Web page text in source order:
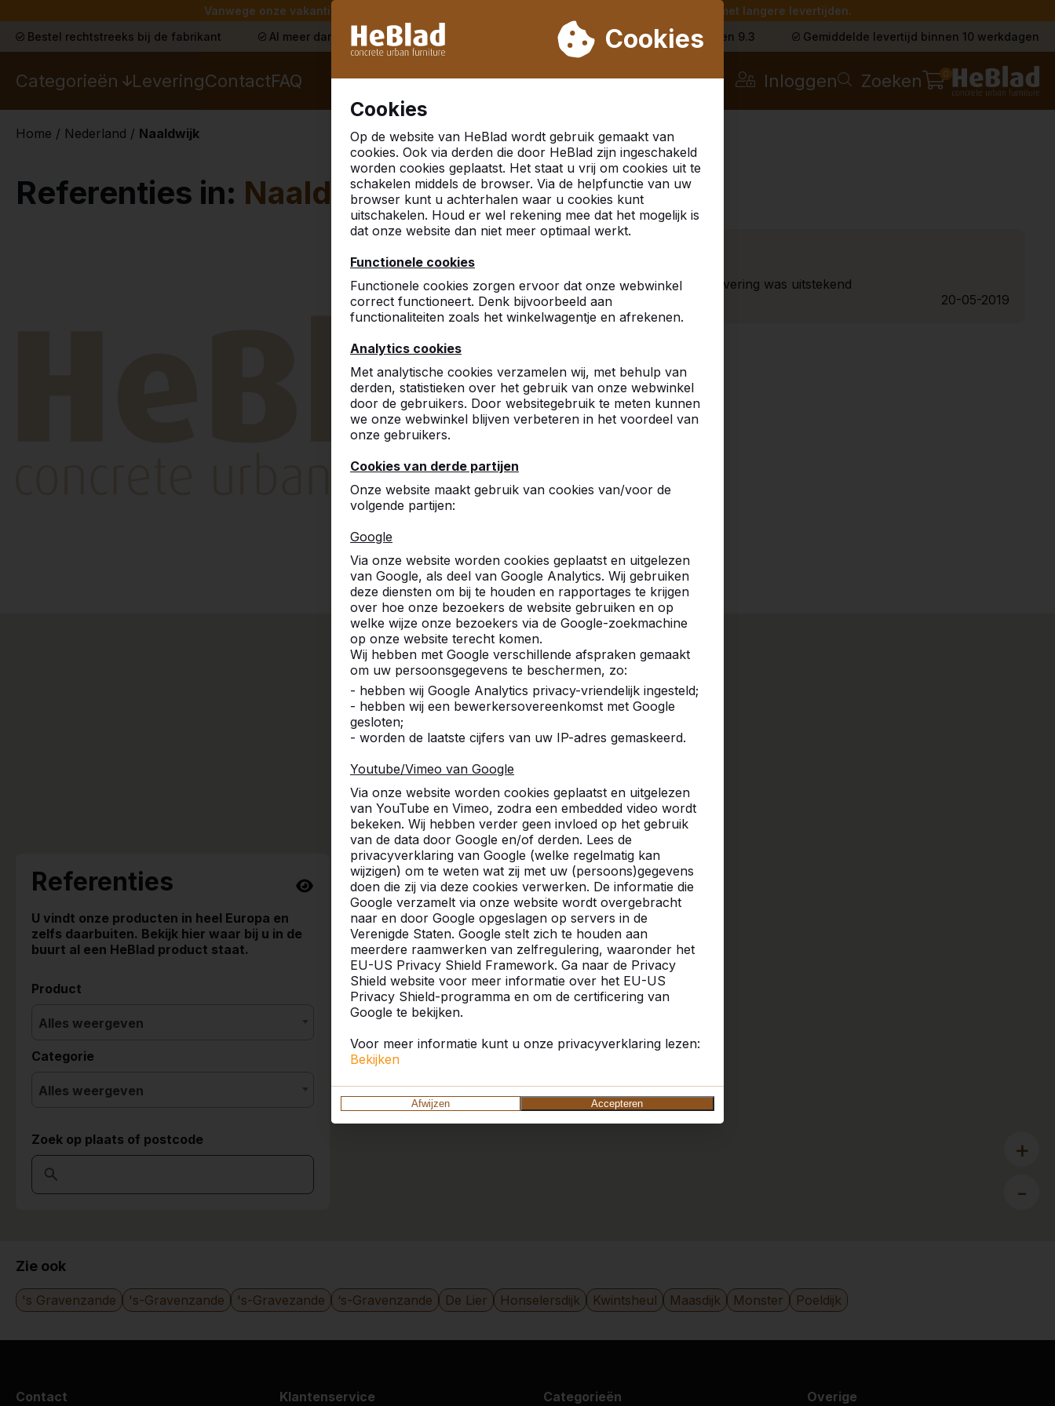
Vanwege onze vakantie leveren wij niet van week 31 t/m week 33. Houdt u daarom rekening met langere levertijden.
Cookies
Cookies
Op de website van HeBlad wordt gebruik gemaakt van
cookies. Ook via derden die door HeBlad zijn ingeschakeld
worden cookies geplaatst. Het staat u vrij om cookies uit te
schakelen middels de browser. Via de helpfunctie van uw
browser kunt u achterhalen waar u cookies kunt
uitschakelen. Houd er wel rekening mee dat het mogelijk is
dat onze website dan niet meer optimaal werkt.
Functionele cookies
Functionele cookies zorgen ervoor dat onze webwinkel
correct functioneert. Denk bijvoorbeeld aan
functionaliteiten zoals het winkelwagentje en afrekenen.
Analytics cookies
Met analytische cookies verzamelen wij, met behulp van
derden, statistieken over het gebruik van onze webwinkel
door de gebruikers. Door websitegebruik te meten kunnen
we onze webwinkel blijven verbeteren in het voordeel van
onze gebruikers.
Cookies van derde partijen
Onze website maakt gebruik van cookies van/voor de
volgende partijen:
Google
Via onze website worden cookies geplaatst en uitgelezen
van Google, als deel van Google Analytics. Wij gebruiken
deze diensten om bij te houden en rapportages te krijgen
over hoe onze bezoekers de website gebruiken en op
welke wijze onze bezoekers via de Google-zoekmachine
op onze website terecht komen.
Wij hebben met Google verschillende afspraken gemaakt
om uw persoonsgegevens te beschermen, zo:
- hebben wij Google Analytics privacy-vriendelijk ingesteld;
- hebben wij een bewerkersovereenkomst met Google
gesloten;
- worden de laatste cijfers van uw IP-adres gemaskeerd.
Youtube/Vimeo van Google
Via onze website worden cookies geplaatst en uitgelezen
van YouTube en Vimeo, zodra een embedded video wordt
bekeken. Wij hebben verder geen invloed op het gebruik
van de data door Google en/of derden. Lees de
privacyverklaring van Google (welke regelmatig kan
wijzigen) om te weten wat zij met uw (persoons)gegevens
doen die zij via deze cookies verwerken. De informatie die
Google verzamelt via onze website wordt overgebracht
naar en door Google opgeslagen op servers in de
Verenigde Staten. Google stelt zich te houden aan
meerdere raamwerken van zelfregulering, waaronder het
EU-US Privacy Shield Framework. Ga naar de Privacy
Shield website voor meer informatie over het EU-US
Privacy Shield-programma en om de certificering van
Google te bekijken.
Voor meer informatie kunt u onze privacyverklaring lezen:
Bekijken
Afwijzen Accepteren
Bestel rechtstreeks bij de fabrikant Al meer dan 30.000 producten verkocht Klanten beoordelen HeBlad met een 9.3 Gemiddelde levertijd binnen 10 werkdagen
Categorieën LeveringContactFAQ Inloggen Zoeken 0
Home / Nederland / Naaldwijk
Referenties in: Naaldwijk
De service van bestellen tot levering was uitstekend
Bianco Sieck
20-05-2019
Referenties
U vindt onze producten in heel Europa en
zelfs daarbuiten. Bekijk hier waar bij u in de
buurt al een HeBlad product staat.
Product
Alles weergeven
Categorie
Alles weergeven
Zoek op plaats of postcode
+
-
Zie ook
's Gravenzande 's-Gravenzande 's-Gravezande ‘s-Gravenzande De Lier Honselersdijk Kwintsheul Maasdijk Monster Poeldijk
Contact Klantenservice Categorieën Overige